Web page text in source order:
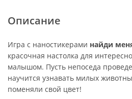
Описание
Игра с наностикерами найди
красочная настолка для
малышом. Пусть непоседа
научится узнавать милых
поменяли свой цвет!